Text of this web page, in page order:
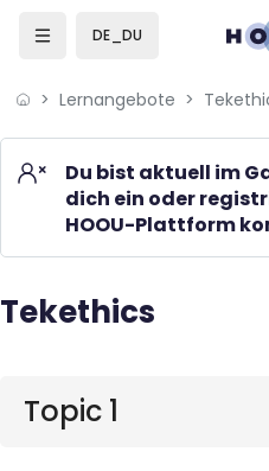
Skip to sidebar navigation
Skip to mobile navigation
DE_DU
Lernangebote
Du bist aktuell im
dich ein oder
HOOU-Plattform
Blöcke
Tekethics
Blöcke
Topic 1